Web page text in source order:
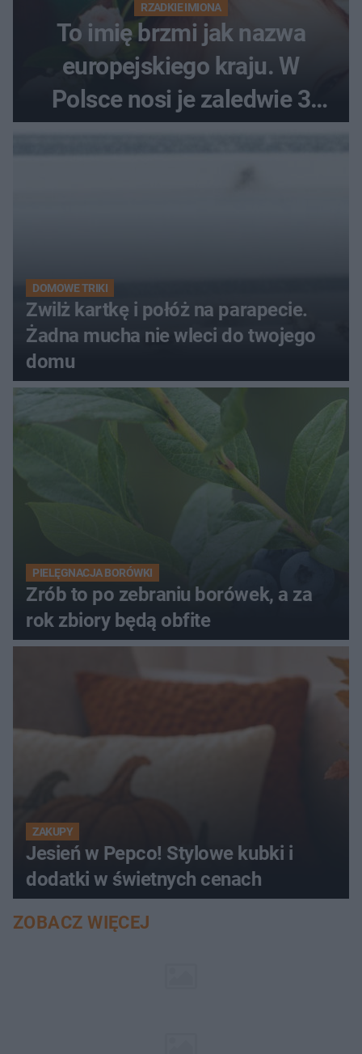
RZADKIE IMIONA
To imię brzmi jak nazwa
europejskiego kraju. W
Polsce nosi je zaledwie 3
DOMOWE TRIKI
Zwilż kartkę i połóż na parapecie.
Żadna mucha nie wleci do twojego
domu
PIELĘGNACJA BORÓWKI
Zrób to po zebraniu borówek, a za
rok zbiory będą obfite
ZAKUPY
Jesień w Pepco! Stylowe kubki i
dodatki w świetnych cenach
ZOBACZ WIĘCEJ